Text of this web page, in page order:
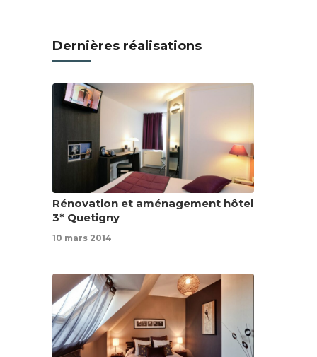
Dernières réalisations
Rénovation et aménagement hôtel
3* Quetigny
10 mars 2014